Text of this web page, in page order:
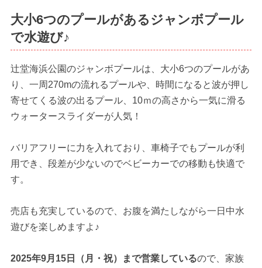
大小6つのプールがあるジャンボプール
で水遊び♪
辻堂海浜公園のジャンボプールは、大小6つのプールがあ
り、一周270mの流れるプールや、時間になると波が押し
寄せてくる波の出るプール、10ｍの高さから一気に滑る
ウォータースライダーが人気！
バリアフリーに力を入れており、車椅子でもプールが利
用でき、段差が少ないのでベビーカーでの移動も快適で
す。
売店も充実しているので、お腹を満たしながら一日中水
遊びを楽しめますよ♪
2025年9月15日（月・祝）まで営業しているので、家族